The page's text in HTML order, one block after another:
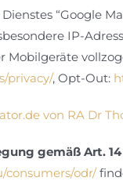
“Google
IP-
Mobilgeräte
privacy/, Opt-Out:
von RA Dr
gemäß Art. 14
consumers/odr/